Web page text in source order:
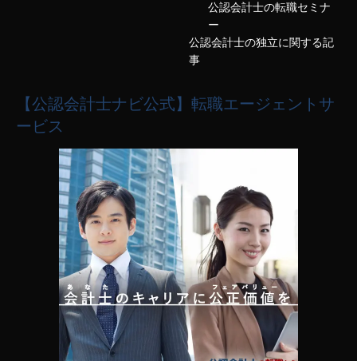
公認会計士の転職セミナ
ー
公認会計士の独立に関する記
事
【公認会計士ナビ公式】転職エージェントサ
ービス